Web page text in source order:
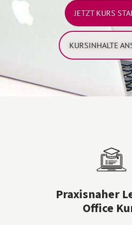
JETZT KURS
KURSINHALTE
Praxisnaher
Office